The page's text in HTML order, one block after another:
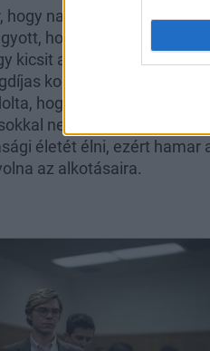
hogy nagy kedvence a
hogy Wolverine
kicsit a lehető
kor után kezdenek
hogy a kötögetés
nehezebb, mint
életét élni, ezért hamar
az alkotásaira.